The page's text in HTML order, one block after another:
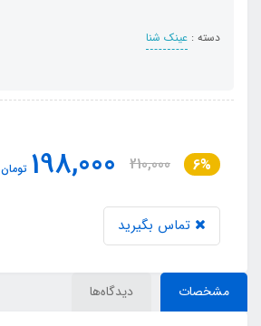
دسته : عینک شنا
6%
210,000
198,000 تومان
تماس بگیرید
مشخصات دیدگاه‌ها